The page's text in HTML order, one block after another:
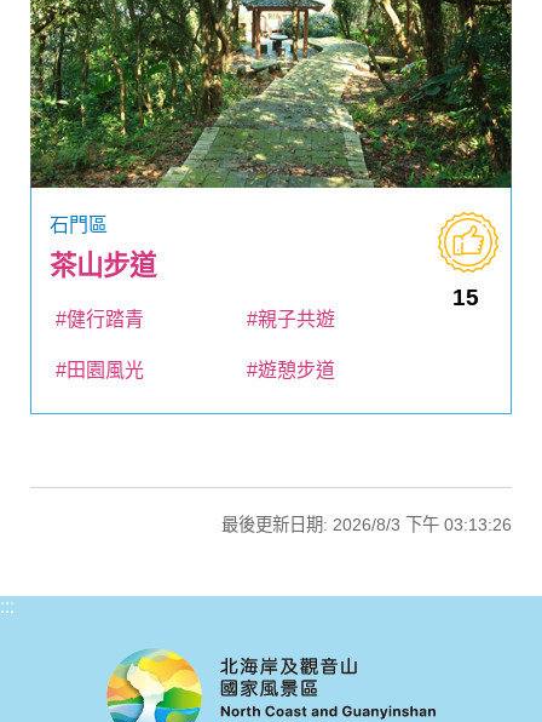
石門區
茶山步道
15
#健行踏青 #親子共遊
#田園風光 #遊憩步道
最後更新日期: 2026/8/3 下午 03:13:26
:::